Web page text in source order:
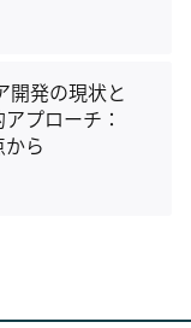
開発の現状と
プローチ：
ら